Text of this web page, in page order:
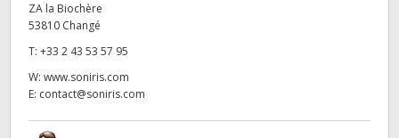
ZA la Biochère
53810 Changé
T: +33 2 43 53 57 95
W: www.soniris.com
E: contact@soniris.com